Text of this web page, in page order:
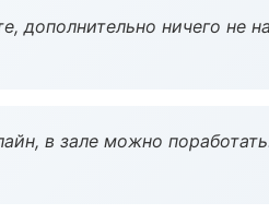
дополнительно ничего не
в зале можно